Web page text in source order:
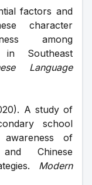
factors and
character
among
in Southeast
Language
A study of
school
awareness of
Chinese
Modern